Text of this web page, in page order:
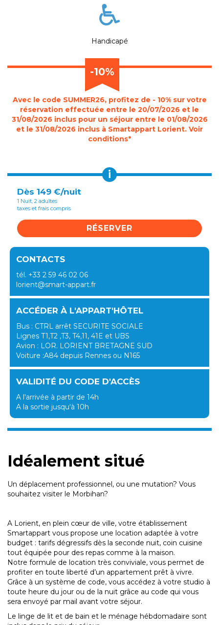
Handicapé
-10%
Avec le code SUMMER26, profitez de - 10% sur votre
réservation effectuée entre le 20/07/2026 et le
31/08/2026 inclus pour un séjour entre le 01/08/2026
et le 31/08/2026 inclus à Smartappart Lorient. Voir
conditions*
i
Dès 149 €/nuit
1 Nuit, 2 adultes
taxes et frais compris
RÉSERVER
CONTACTS
tél. +33 2 59 46 02 06
lorient@smart-appart.fr
ACCÉDER À L'APPART'HÔTEL
Bus : CTRL arrêt SECURITE SOCIALE
Lignes T1,T2 ,T3, T4,11, 41E et UBS
Avion : LOR. LORIENT BRETAGNE SUD
Voiture :A84 depuis Rennes ou N165
VALIDITÉ DU CODE D'ACCÈS
A l'arrivée à partir de 14h
A la sortie jusqu'à 10h
Idéalement situé
Un déplacement professionnel, ou une mutation? Vous
souhaitez visiter le Morbihan?
A Lorient, en plein cœur de ville, votre établissement
Smartappart vous propose une location adaptée à votre
budget : tarifs dégressifs dès la seconde nuit, coin cuisine
tout équipée pour des repas comme à la maison.
Notre formule de location très conviviale, vous permet de
profiter en toute liberté d’un appartement prêt à vivre.
Grâce à un système de code, vous accédez à votre studio à
toute heure du jour ou de la nuit grâce au code qui vous
sera envoyé par mail avant votre séjour.
Le linge de lit et de bain et le ménage hébdomadaire sont